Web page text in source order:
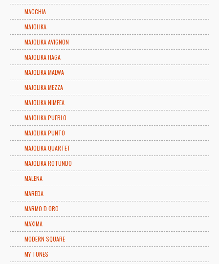
MACCHIA
MAJOLIKA
MAJOLIKA AVIGNON
MAJOLIKA HAGA
MAJOLIKA MALWA
MAJOLIKA MEZZA
MAJOLIKA NIMFEA
MAJOLIKA PUEBLO
MAJOLIKA PUNTO
MAJOLIKA QUARTET
MAJOLIKA ROTUNDO
MALENA
MAREDA
MARMO D ORO
MAXIMA
MODERN SQUARE
MY TONES